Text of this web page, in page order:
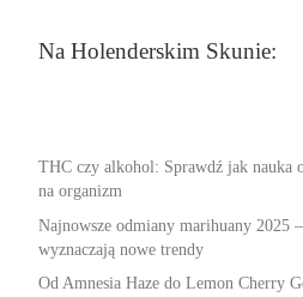
Na Holenderskim Skunie:
THC czy alkohol: Sprawdź jak nauka
na organizm
Najnowsze odmiany marihuany 2025
wyznaczają nowe trendy
Od Amnesia Haze do Lemon Cherry